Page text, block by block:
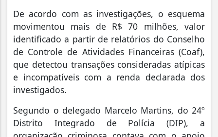
De acordo com as investigações, o esquema
movimentou mais de R$ 70 milhões, valor
identificado a partir de relatórios do Conselho
de Controle de Atividades Financeiras (Coaf),
que detectou transações consideradas atípicas
e incompatíveis com a renda declarada dos
investigados.
Segundo o delegado Marcelo Martins, do 24º
Distrito Integrado de Polícia (DIP), a